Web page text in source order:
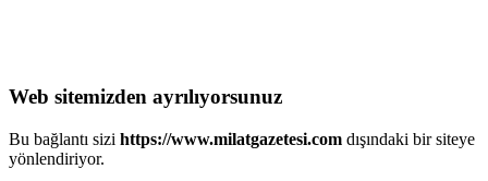
Web sitemizden ayrılıyorsunuz
Bu bağlantı sizi https://www.milatgazetesi.com dışındaki bir siteye
yönlendiriyor.